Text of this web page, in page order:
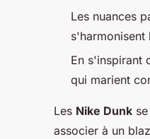
Les nuances
s'harmonisent
En s'inspirant
qui marient
Les Nike Dunk
associer à un